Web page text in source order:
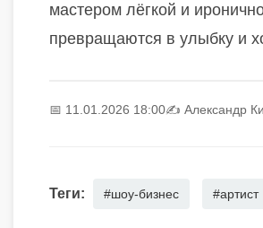
мастером лёгкой и
превращаются в улыбку и
📅 11.01.2026 18:00✍️ Александр
Теги: #шоу-бизнес #артист